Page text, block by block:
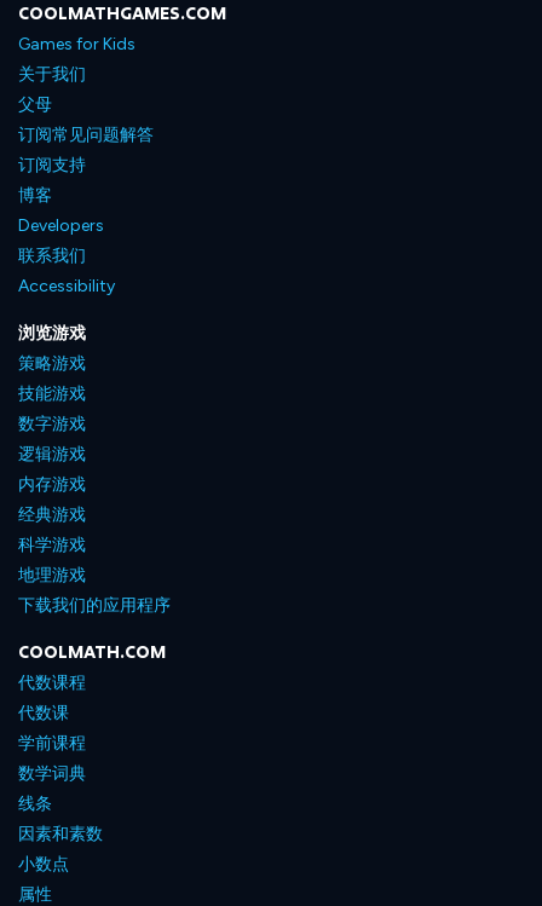
COOLMATHGAMES.COM
Games for Kids
关于我们
父母
订阅常见问题解答
订阅支持
博客
Developers
联系我们
Accessibility
浏览游戏
策略游戏
技能游戏
数字游戏
逻辑游戏
内存游戏
经典游戏
科学游戏
地理游戏
下载我们的应用程序
COOLMATH.COM
代数课程
代数课
学前课程
数学词典
线条
因素和素数
小数点
属性